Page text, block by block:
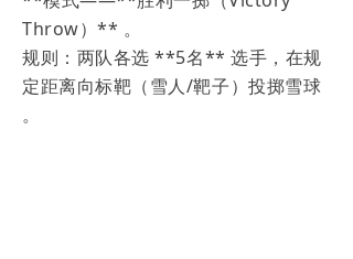
Throw）** 。
规则：两队各选 **5名** 选手，在规
定距离向标靶（雪人/靶子）投掷雪球
。